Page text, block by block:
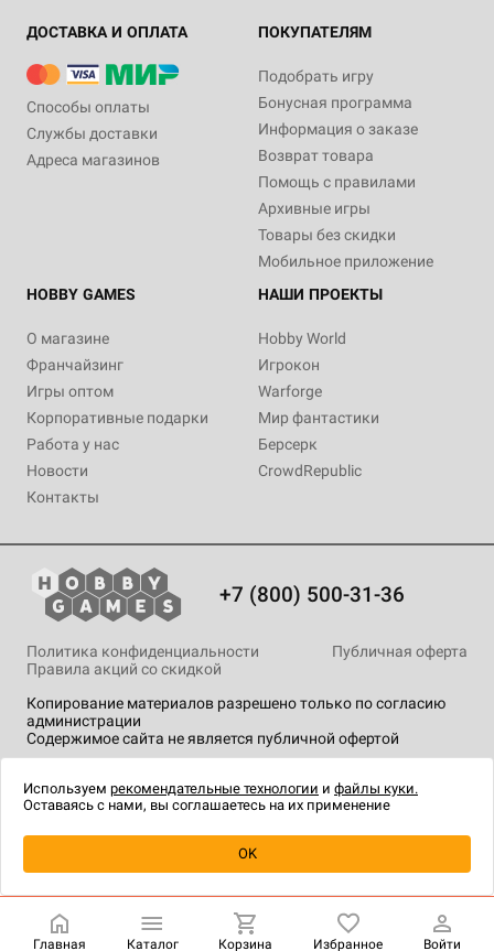
Уведомить о наличии
ДОСТАВКА И ОПЛАТА
Способы оплаты
Службы доставки
Адреса магазинов
ПОКУПАТЕЛЯМ
Подобрать игру
Бонусная программа
Информация о заказе
Возврат товара
Помощь с правилами
Архивные игры
Товары без скидки
Мобильное приложение
HOBBY GAMES
О магазине
Франчайзинг
Игры оптом
Корпоративные подарки
Работа у нас
Новости
Контакты
НАШИ ПРОЕКТЫ
Hobby World
Игрокон
Warforge
Мир фантастики
Берсерк
CrowdRepublic
+7 (800) 500-31-36
Копирование материалов разрешено только по согласию
администрации
Содержимое сайта не является публичной офертой
Политика конфиденциальности
Публичная оферта
Правила акций со скидкой
технологии.
Главная Каталог Корзина Избранное Войти
Используем рекомендательные технологии и файлы куки.
Оставаясь с нами, вы соглашаетесь на их применение
OK